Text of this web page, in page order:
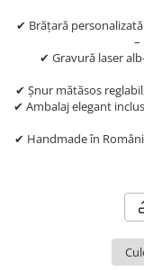
Tablou Personalizat
✔ Brățară
–
✔ Gravură laser
✔ Șnur mătăsos
✔ Ambalaj elegant
✔ Handmade în